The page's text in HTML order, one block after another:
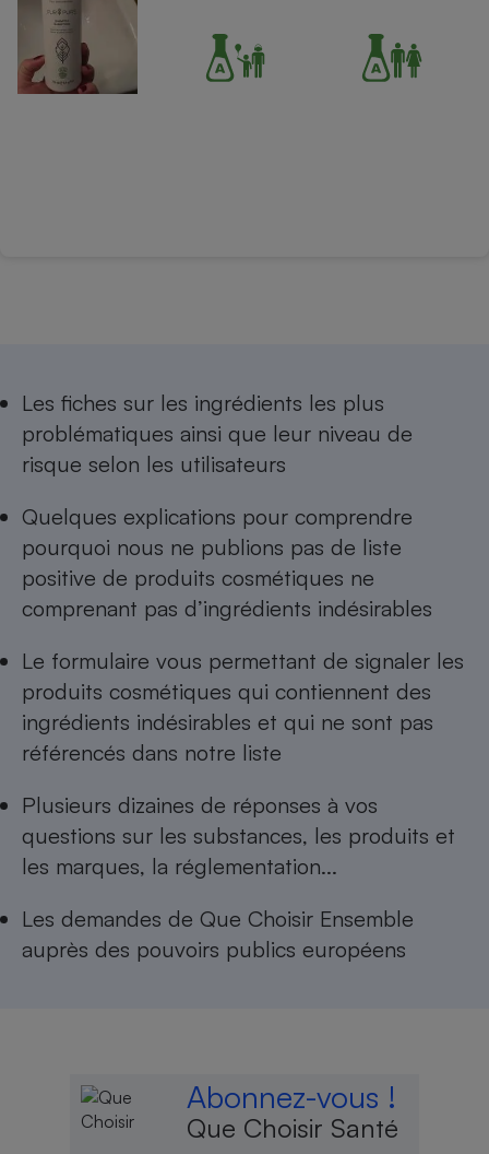
Les fiches sur les ingrédients les plus
problématiques ainsi que leur niveau de
risque selon les utilisateurs
Quelques explications pour comprendre
pourquoi nous ne publions pas de liste
positive de produits cosmétiques ne
comprenant pas d’ingrédients indésirables
Le formulaire vous permettant de signaler les
produits cosmétiques qui contiennent des
ingrédients indésirables et qui ne sont pas
référencés dans notre liste
Plusieurs dizaines de réponses à vos
questions sur les substances, les produits et
les marques, la réglementation...
Les demandes de Que Choisir Ensemble
auprès des pouvoirs publics européens
Abonnez-vous !
Que Choisir Santé